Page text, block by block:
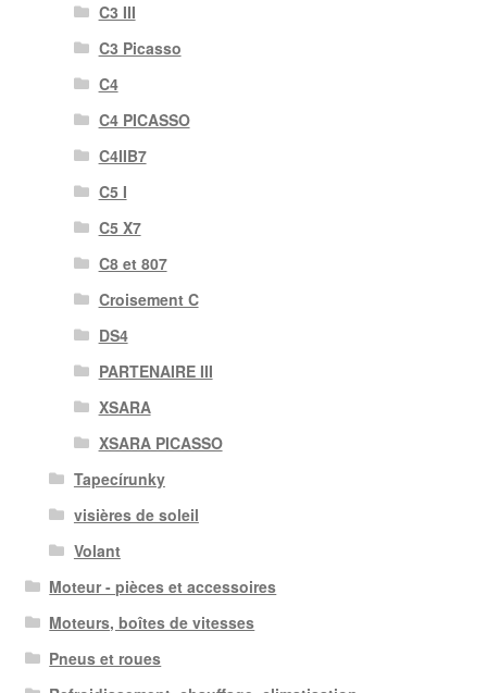
C3 III
C3 Picasso
C4
C4 PICASSO
C4IIB7
C5 I
C5 X7
C8 et 807
Croisement C
DS4
PARTENAIRE III
XSARA
XSARA PICASSO
Tapecírunky
visières de soleil
Volant
Moteur - pièces et accessoires
Moteurs, boîtes de vitesses
Pneus et roues